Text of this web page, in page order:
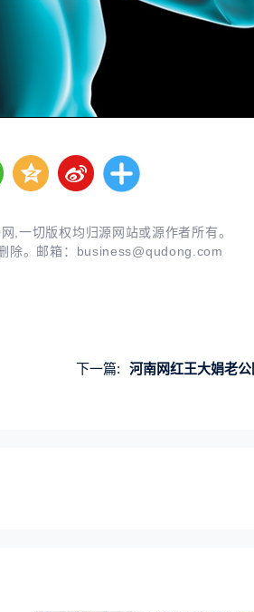
,一切版权均归源网站或源作者所有。
除。邮箱： business@qudong.com
下一篇: 河南网红王大娟老